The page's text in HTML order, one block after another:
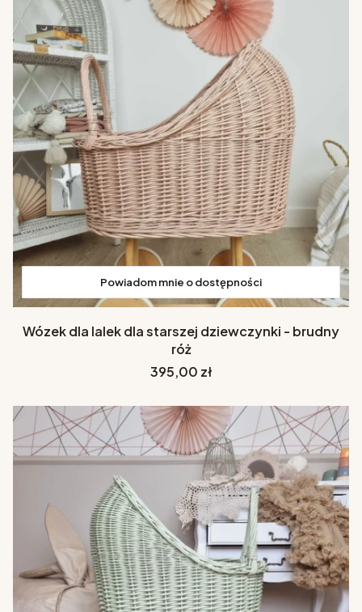
Powiadom mnie o dostępności
Wózek dla lalek dla starszej dziewczynki - brudny
róż
Cena
395,00 zł